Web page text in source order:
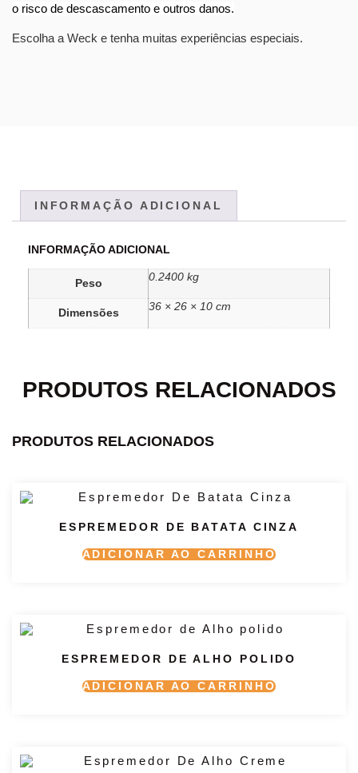
o risco de descascamento e outros danos.
Escolha a Weck e tenha muitas experiências especiais.
INFORMAÇÃO ADICIONAL
INFORMAÇÃO ADICIONAL
Peso
0.2400 kg
Dimensões
36 × 26 × 10 cm
PRODUTOS RELACIONADOS
PRODUTOS RELACIONADOS
ESPREMEDOR DE BATATA CINZA
ADICIONAR AO CARRINHO
ESPREMEDOR DE ALHO POLIDO
ADICIONAR AO CARRINHO